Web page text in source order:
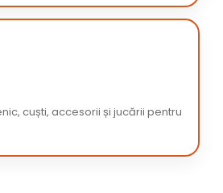
cuști, accesorii și jucării pentru